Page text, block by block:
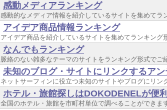
感動メディアランキング
感動的なメディア情報を紹介しているサイトを集めてラ
アイデア商品情報ランキング
アイデア商品を紹介しているサイトを集めてランキング
なんでもランキング
脈絡のない雑多なテーマのサイトをランキング形式でご
未知のブログ・サイトにリンクするアン
ネットサーフィンに役立つ未知のサイトやブログにリン
ホテル・旅館探しはDOKODENELが便利
全国のホテル・旅館を市町村単位で調べることができま